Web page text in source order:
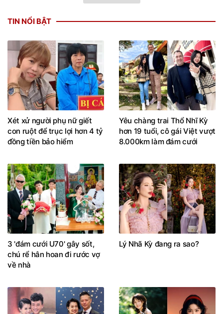
TIN NỔI BẬT
Xét xử người phụ nữ giết
con ruột để trục lợi hơn 4 tỷ
đồng tiền bảo hiểm
Yêu chàng trai Thổ Nhĩ Kỳ
hơn 19 tuổi, cô gái Việt vượt
8.000km làm đám cưới
3 'đám cưới U70' gây sốt,
chú rể hân hoan đi rước vợ
về nhà
Lý Nhã Kỳ đang ra sao?